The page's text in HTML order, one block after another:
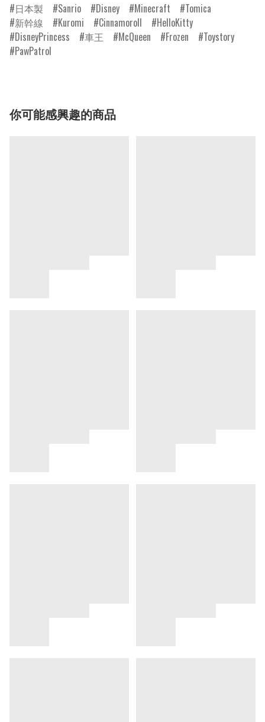
日本製
Sanrio Disney Minecraft
Tomica
新幹線
Kuromi Cinnamoroll
HelloKitty
DisneyPrincess
車王 McQueen Frozen
Toystory
PawPatrol
你可能感興趣的商品